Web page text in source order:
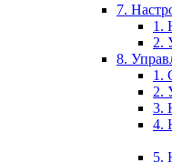
7.
1.
2.
8.
1.
2.
3.
4.
5.